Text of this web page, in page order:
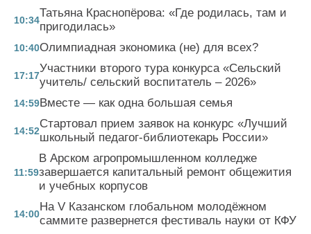
10:34
Татьяна Краснопёрова: «Где родилась, там и
пригодилась»
10:40Олимпиадная экономика (не) для всех?
17:17
Участники второго тура конкурса «Сельский
учитель/ сельский воспитатель – 2026»
14:59Вместе — как одна большая семья
14:52
Стартовал прием заявок на конкурс «Лучший
школьный педагог-библиотекарь России»
11:59
В Арском агропромышленном колледже
завершается капитальный ремонт общежития
и учебных корпусов
14:00
На V Казанском глобальном молодёжном
саммите развернется фестиваль науки от КФУ